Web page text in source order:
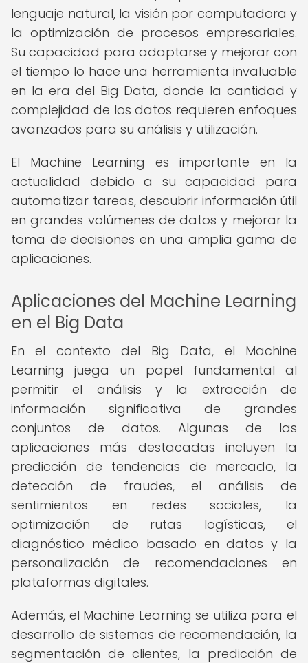
lenguaje natural, la visión por computadora y
la optimización de procesos empresariales.
Su capacidad para adaptarse y mejorar con
el tiempo lo hace una herramienta invaluable
en la era del Big Data, donde la cantidad y
complejidad de los datos requieren enfoques
avanzados para su análisis y utilización.
El Machine Learning es importante en la
actualidad debido a su capacidad para
automatizar tareas, descubrir información útil
en grandes volúmenes de datos y mejorar la
toma de decisiones en una amplia gama de
aplicaciones.
Aplicaciones del Machine Learning
en el Big Data
En el contexto del Big Data, el Machine
Learning juega un papel fundamental al
permitir el análisis y la extracción de
información significativa de grandes
conjuntos de datos. Algunas de las
aplicaciones más destacadas incluyen la
predicción de tendencias de mercado, la
detección de fraudes, el análisis de
sentimientos en redes sociales, la
optimización de rutas logísticas, el
diagnóstico médico basado en datos y la
personalización de recomendaciones en
plataformas digitales.
Además, el Machine Learning se utiliza para el
desarrollo de sistemas de recomendación, la
segmentación de clientes, la predicción de